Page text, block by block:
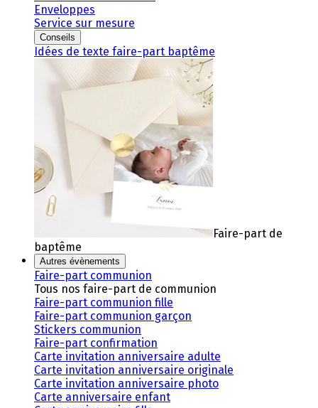
Enveloppes
Service sur mesure
Conseils
Idées de texte faire-part baptême
Faire-part de
baptême
Autres évènements
Faire-part communion
Tous nos faire-part de communion
Faire-part communion fille
Faire-part communion garçon
Stickers communion
Faire-part confirmation
Carte invitation anniversaire adulte
Carte invitation anniversaire originale
Carte invitation anniversaire photo
Carte anniversaire enfant